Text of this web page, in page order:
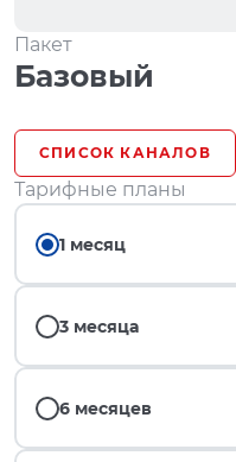
Пакет
Базовый
СПИСОК КАНАЛОВ
Тарифные планы
1 месяц
3 месяца
6 месяцев